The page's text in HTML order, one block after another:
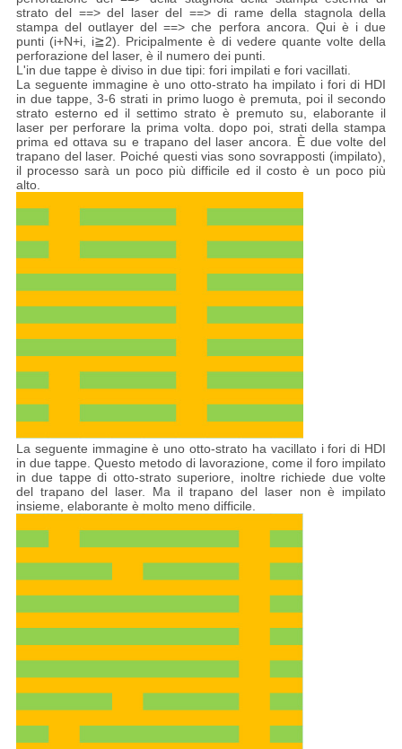
strato del ==> del laser del ==> di rame della stagnola della
stampa del outlayer del ==> che perfora ancora. Qui è i due
punti (i+N+i, i≧2). Pricipalmente è di vedere quante volte della
perforazione del laser, è il numero dei punti.
L'in due tappe è diviso in due tipi: fori impilati e fori vacillati.
La seguente immagine è uno otto-strato ha impilato i fori di HDI
in due tappe, 3-6 strati in primo luogo è premuta, poi il secondo
strato esterno ed il settimo strato è premuto su, elaborante il
laser per perforare la prima volta. dopo poi, strati della stampa
prima ed ottava su e trapano del laser ancora. È due volte del
trapano del laser. Poiché questi vias sono sovrapposti (impilato),
il processo sarà un poco più difficile ed il costo è un poco più
alto.
La seguente immagine è uno otto-strato ha vacillato i fori di HDI
in due tappe. Questo metodo di lavorazione, come il foro impilato
in due tappe di otto-strato superiore, inoltre richiede due volte
del trapano del laser. Ma il trapano del laser non è impilato
insieme, elaborante è molto meno difficile.